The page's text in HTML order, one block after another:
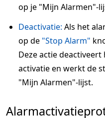
op je "Mijn Alarmen"-
Deactivatie: Als het
op de "Stop Alarm"
Deze actie
activatie en werkt de
"Mijn Alarmen"-lijst.